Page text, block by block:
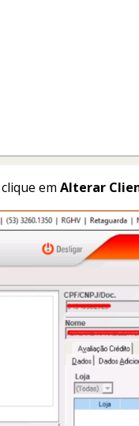
em Alterar